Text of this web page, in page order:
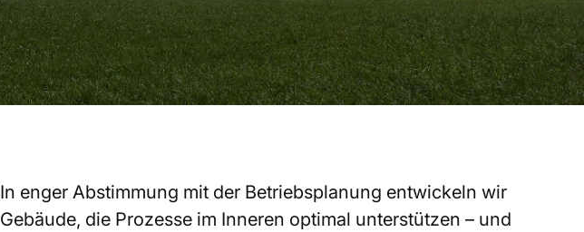
In enger Abstimmung mit der Betriebsplanung entwickeln wir
Gebäude, die Prozesse im Inneren optimal unterstützen – und